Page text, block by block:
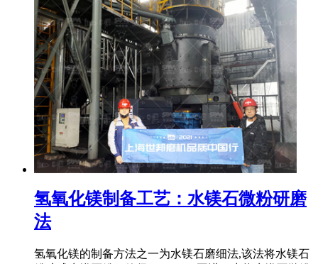
氢氧化镁制备工艺：水镁石微粉研磨
法
氢氧化镁的制备方法之一为水镁石磨细法,该法将水镁石